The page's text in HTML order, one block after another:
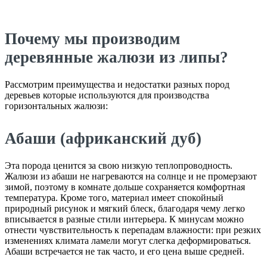
Почему мы производим
деревянные жалюзи из липы?
Рассмотрим преимущества и недостатки разных пород
деревьев которые используются для производства
горизонтальных жалюзи:
Абаши (африканский дуб)
Эта порода ценится за свою низкую теплопроводность.
Жалюзи из абаши не нагреваются на солнце и не промерзают
зимой, поэтому в комнате дольше сохраняется комфортная
температура. Кроме того, материал имеет спокойный
природный рисунок и мягкий блеск, благодаря чему легко
вписывается в разные стили интерьера. К минусам можно
отнести чувствительность к перепадам влажности: при резких
изменениях климата ламели могут слегка деформироваться.
Абаши встречается не так часто, и его цена выше средней.